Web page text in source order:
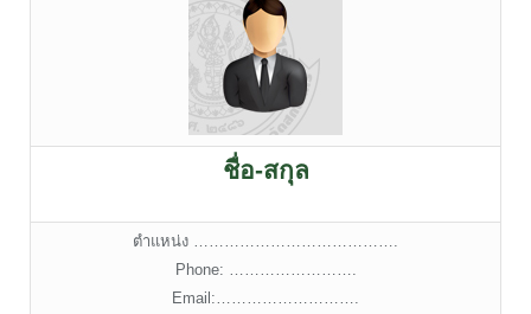
ชื่อ-สกุล
ตำแหน่ง ………………………………….
Phone: …………………….
Email:……………………….